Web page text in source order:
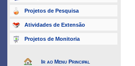
Projetos de Pesquisa
Atividades de Extensão
Projetos de Monitoria
Ir ao Menu Principal